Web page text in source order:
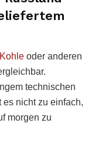
Kohle oder anderen
technischen
nicht zu einfach,
morgen zu